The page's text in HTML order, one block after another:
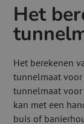
Het
Het berekenen
tunnelmaat
tunnelmaat
kan met een
buis of